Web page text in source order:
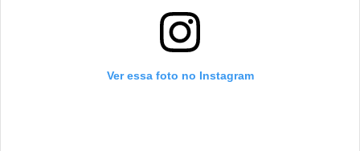
Ver essa foto no Instagram